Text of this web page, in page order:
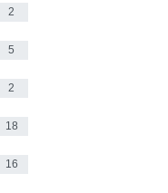
2
5
2
18
16